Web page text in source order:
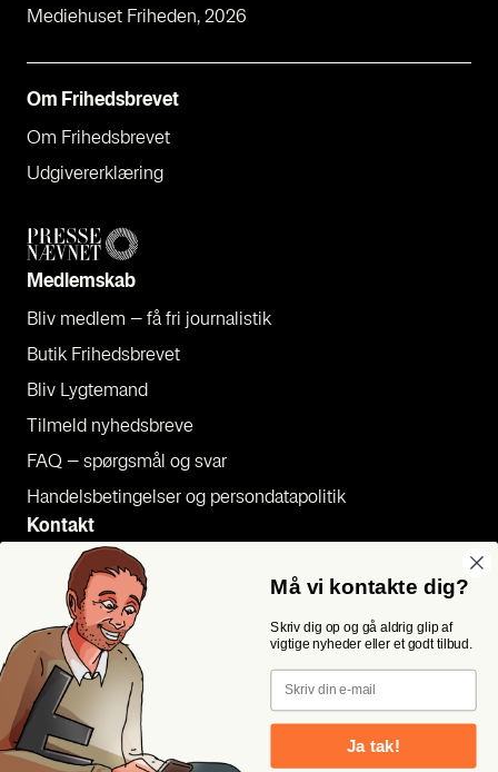
Om Fri­heds­bre­vet
Om Fri­heds­bre­vet
Udgi­ve­rer­klæ­ring
Med­lem­skab
Bliv med­lem – få fri jour­na­li­stik
Butik Fri­heds­bre­vet
Bliv Lyg­te­mand
Til­meld nyheds­bre­ve
FAQ – spørgs­mål og svar
Han­dels­be­tin­gel­ser og per­son­da­ta­po­li­tik
Kon­takt
Pres­se
Send et tip
Kon­takt os
Følg os
Mediehuset Friheden, 2026
Må vi kontakte dig?
Skriv dig op og gå aldrig glip af
vigtige nyheder eller et godt tilbud.
Email
Ja tak!